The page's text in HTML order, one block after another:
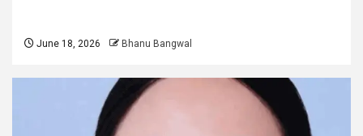
June 18, 2026 Bhanu Bangwal